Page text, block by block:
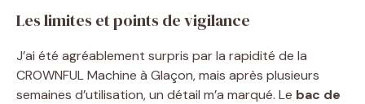
Les limites et points de vigilance
J’ai été agréablement surpris par la rapidité de la
CROWNFUL Machine à Glaçon, mais après plusieurs
semaines d’utilisation, un détail m’a marqué. Le bac de